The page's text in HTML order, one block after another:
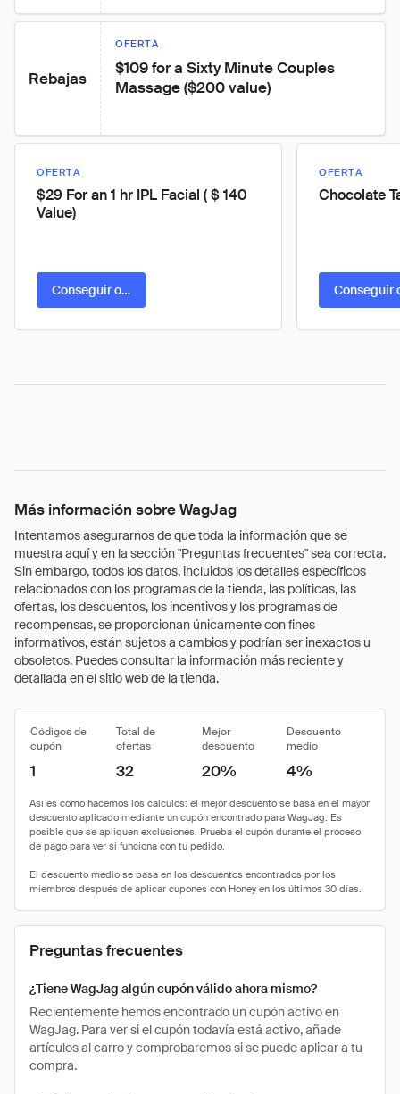
Rebajas
OFERTA
$109 for a Sixty Minute Couples
Massage ($200 value)
OFERTA
$29 For an 1 hr IPL Facial ( $ 140
Value)
Conseguir oferta
OFERTA
Chocolate
Conseguir
Más información sobre WagJag
Intentamos asegurarnos de que toda la información que se
muestra aquí y en la sección "Preguntas frecuentes" sea correcta.
Sin embargo, todos los datos, incluidos los detalles específicos
relacionados con los programas de la tienda, las políticas, las
ofertas, los descuentos, los incentivos y los programas de
recompensas, se proporcionan únicamente con fines
informativos, están sujetos a cambios y podrían ser inexactos u
obsoletos. Puedes consultar la información más reciente y
detallada en el sitio web de la tienda.
Códigos de
cupón
Total de
ofertas
Mejor
descuento
Descuento
medio
1 32 20% 4%
Preguntas frecuentes
¿Tiene WagJag algún cupón válido ahora mismo?
Recientemente hemos encontrado un cupón activo en
WagJag. Para ver si el cupón todavía está activo, añade
artículos al carro y comprobaremos si se puede aplicar a tu
compra.